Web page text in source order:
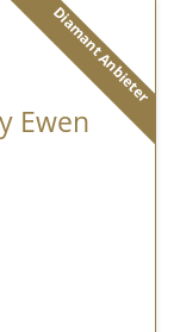
Diamant Anbieter
Ewen